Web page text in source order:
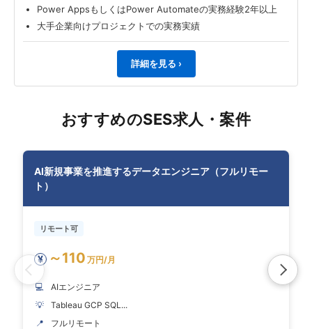
Power AppsもしくはPower Automateの実務経験2年以上
大手企業向けプロジェクトでの実務実績
詳細を見る ›
おすすめのSES求人・案件
AI新規事業を推進するデータエンジニア（フルリモー
ト）
リモート可
¥ ～110 万円/月
💻
AIエンジニア
💡
Tableau GCP SQL...
📍
フルリモート